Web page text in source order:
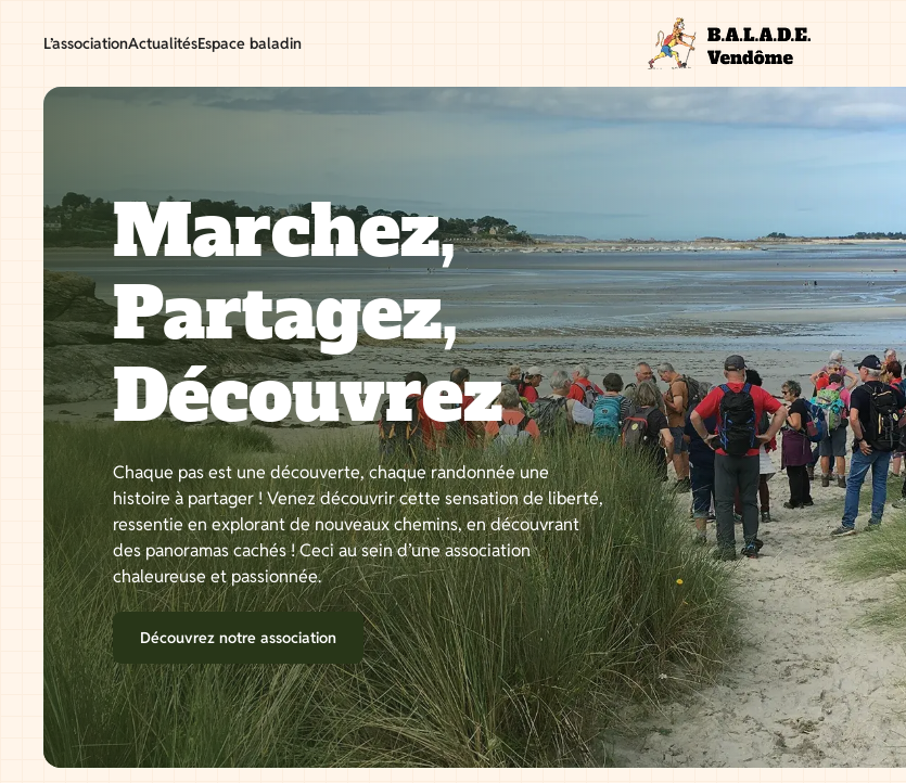
L’associationActualitésEspace baladin
Marchez,
Partagez,
Découvrez
Chaque pas est une découverte, chaque randonnée une
histoire à partager ! Venez découvrir cette sensation de liberté,
ressentie en explorant de nouveaux chemins, en découvrant
des panoramas cachés ! Ceci au sein d’une association
chaleureuse et passionnée.
Découvrez notre association